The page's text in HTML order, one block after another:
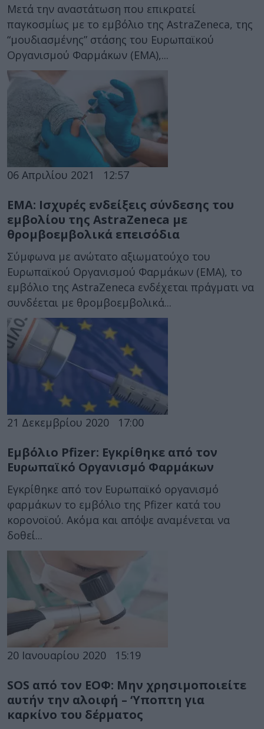
Μετά την αναστάτωση που επικρατεί
παγκοσμίως με το εμβόλιο της AstraZeneca, της
“μουδιασμένης” στάσης του Ευρωπαϊκού
Οργανισμού Φαρμάκων (ΕΜΑ),...
06 Απριλίου 2021 12:57
EMA: Ισχυρές ενδείξεις σύνδεσης του
εμβολίου της AstraZeneca με
θρομβοεμβολικά επεισόδια
Σύμφωνα με ανώτατο αξιωματούχο του
Ευρωπαϊκού Οργανισμού Φαρμάκων (ΕΜΑ), το
εμβόλιο της AstraZeneca ενδέχεται πράγματι να
συνδέεται με θρομβοεμβολικά...
21 Δεκεμβρίου 2020 17:00
Εμβόλιο Pfizer: Εγκρίθηκε από τον
Ευρωπαϊκό Οργανισμό Φαρμάκων
Εγκρίθηκε από τον Ευρωπαϊκό οργανισμό
φαρμάκων το εμβόλιο της Pfizer κατά του
κορονοϊού. Ακόμα και απόψε αναμένεται να
δοθεί...
20 Ιανουαρίου 2020 15:19
SOS από τον ΕΟΦ: Μην χρησιμοποιείτε
αυτήν την αλοιφή – ‘Υποπτη για
καρκίνο του δέρματος